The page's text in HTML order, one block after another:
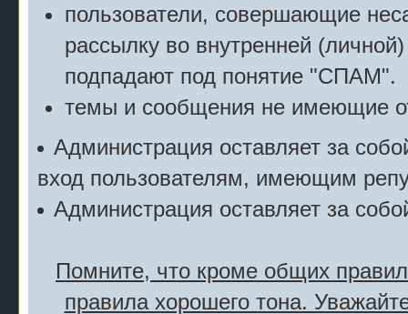
пользователи, совершающие
рассылку во внутренней
подпадают под понятие "СПАМ".
темы и сообщения не имеющие
Администрация оставляет за
вход пользователям, имеющим
Администрация оставляет за
Помните, что кроме общих
правила хорошего тона.